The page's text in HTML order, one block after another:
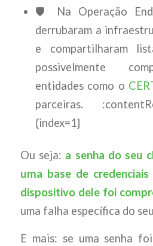
🛡️ Na Operação
derrubaram a
e compartilharam
possivelmente
entidades como o
parceiras.
{index=1}
Ou seja: a senha do seu
uma base de
dispositivo dele foi
uma falha específica do
E mais: se uma senha